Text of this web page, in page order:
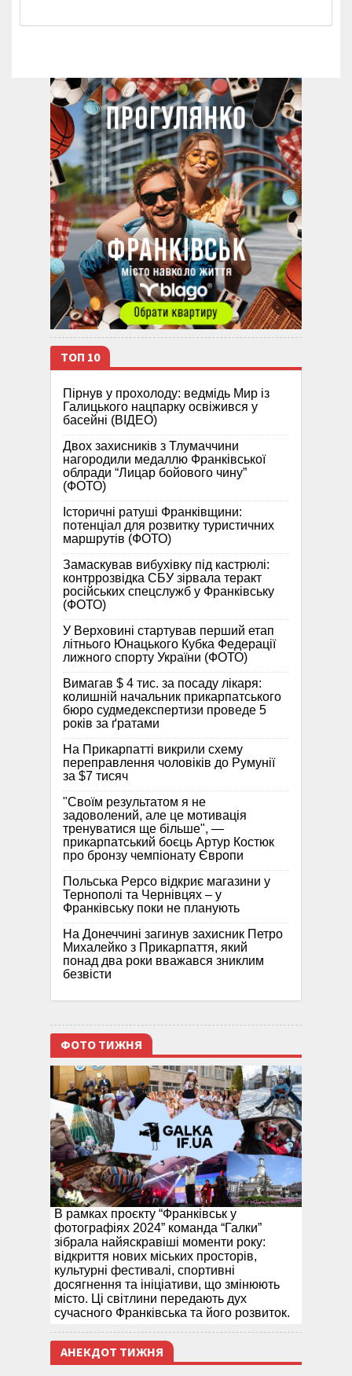
ТОП 10
Пірнув у прохолоду: ведмідь Мир із
Галицького нацпарку освіжився у
басейні (ВІДЕО)
Двох захисників з Тлумаччини
нагородили медаллю Франківської
облради “Лицар бойового чину”
(ФОТО)
Історичні ратуші Франківщини:
потенціал для розвитку туристичних
маршрутів (ФОТО)
Замаскував вибухівку під кастрюлі:
контррозвідка СБУ зірвала теракт
російських спецслужб у Франківську
(ФОТО)
У Верховині стартував перший етап
літнього Юнацького Кубка Федерації
лижного спорту України (ФОТО)
Вимагав $ 4 тис. за посаду лікаря:
колишній начальник прикарпатського
бюро судмедекспертизи проведе 5
років за ґратами
На Прикарпатті викрили схему
переправлення чоловіків до Румунії
за $7 тисяч
"Своїм результатом я не
задоволений, але це мотивація
тренуватися ще більше", —
прикарпатський боєць Артур Костюк
про бронзу чемпіонату Європи
Польська Pepco відкриє магазини у
Тернополі та Чернівцях – у
Франківську поки не планують
На Донеччині загинув захисник Петро
Михалейко з Прикарпаття, який
понад два роки вважався зниклим
безвісти
ФОТО ТИЖНЯ
В рамках проєкту “Франківськ у
фотографіях 2024” команда “Галки”
зібрала найяскравіші моменти року:
відкриття нових міських просторів,
культурні фестивалі, спортивні
досягнення та ініціативи, що змінюють
місто. Ці світлини передають дух
сучасного Франківська та його розвиток.
АНЕКДОТ ТИЖНЯ